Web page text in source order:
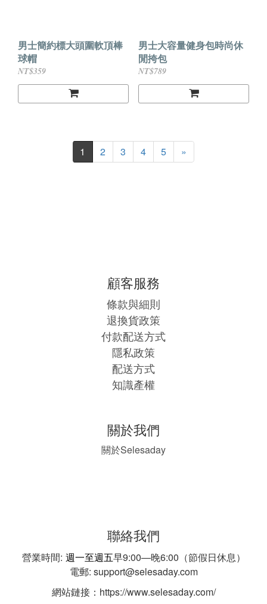
男士簡約標大頭圍軟頂棒
球帽
NT$359
男士大容量健身包時尚休
閒挎包
NT$789
1 2 3 4 5 »
顧客服務
條款與細則
退換貨政策
付款配送方式
隱私政策
配送方式
知識產權
關於我們
關於Selesaday
聯絡我們
營業時間: 週一至週五早9:00—晚6:00（節假日休息）
電郵: support@selesaday.com
網站鏈接：https://www.selesaday.com/